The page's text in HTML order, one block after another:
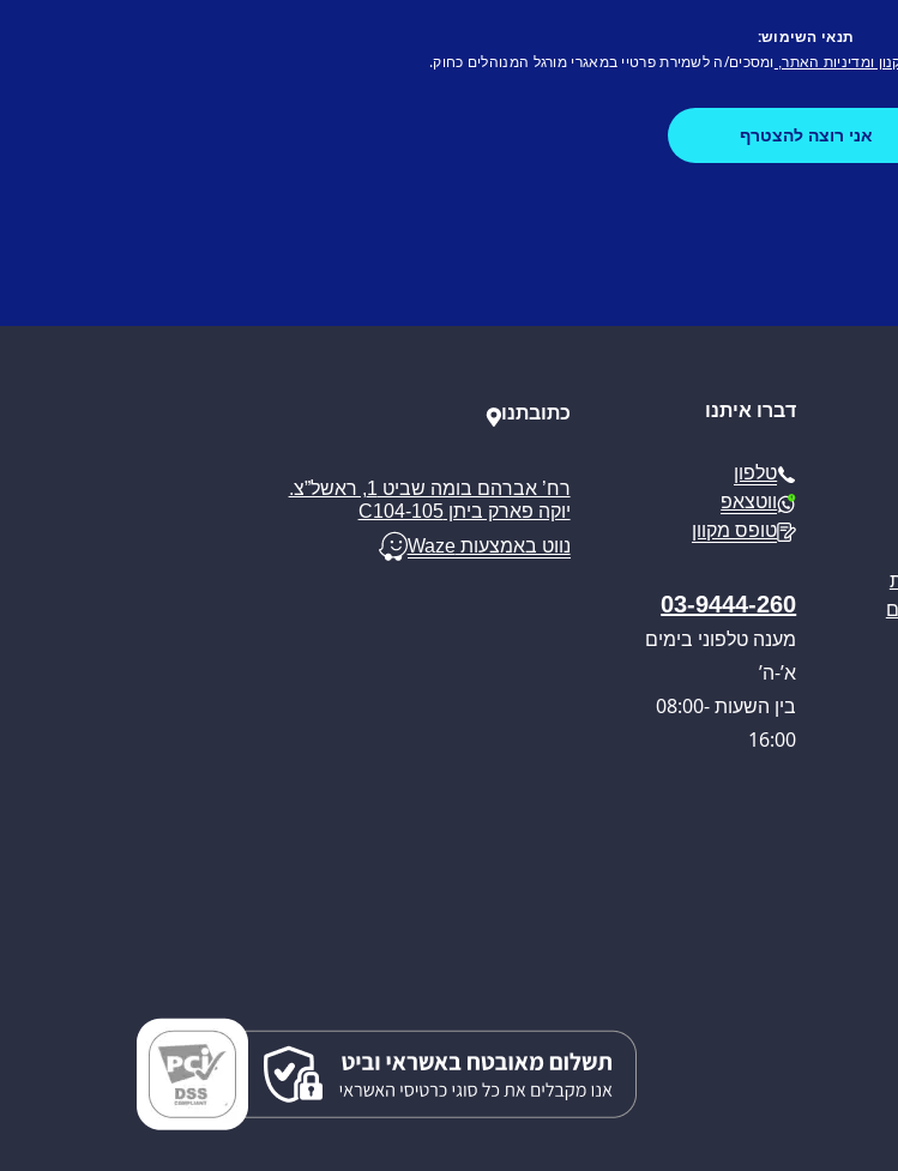
תנאי השימוש:
ומדיניות האתר, ומסכים/ה לשמירת פרטיי במאגרי מורגל המנוהלים כחוק.
דברו איתנו
טלפון
ווטצאפ
טופס מקוון
03-9444-260
מענה טלפוני בימים
א’-ה’
בין השעות 08:00-
16:00
כתובתנו
רח’ אברהם בומה שביט 1, ראשל”צ.
יוקה פארק ביתן C104-105
נווט באמצעות Waze